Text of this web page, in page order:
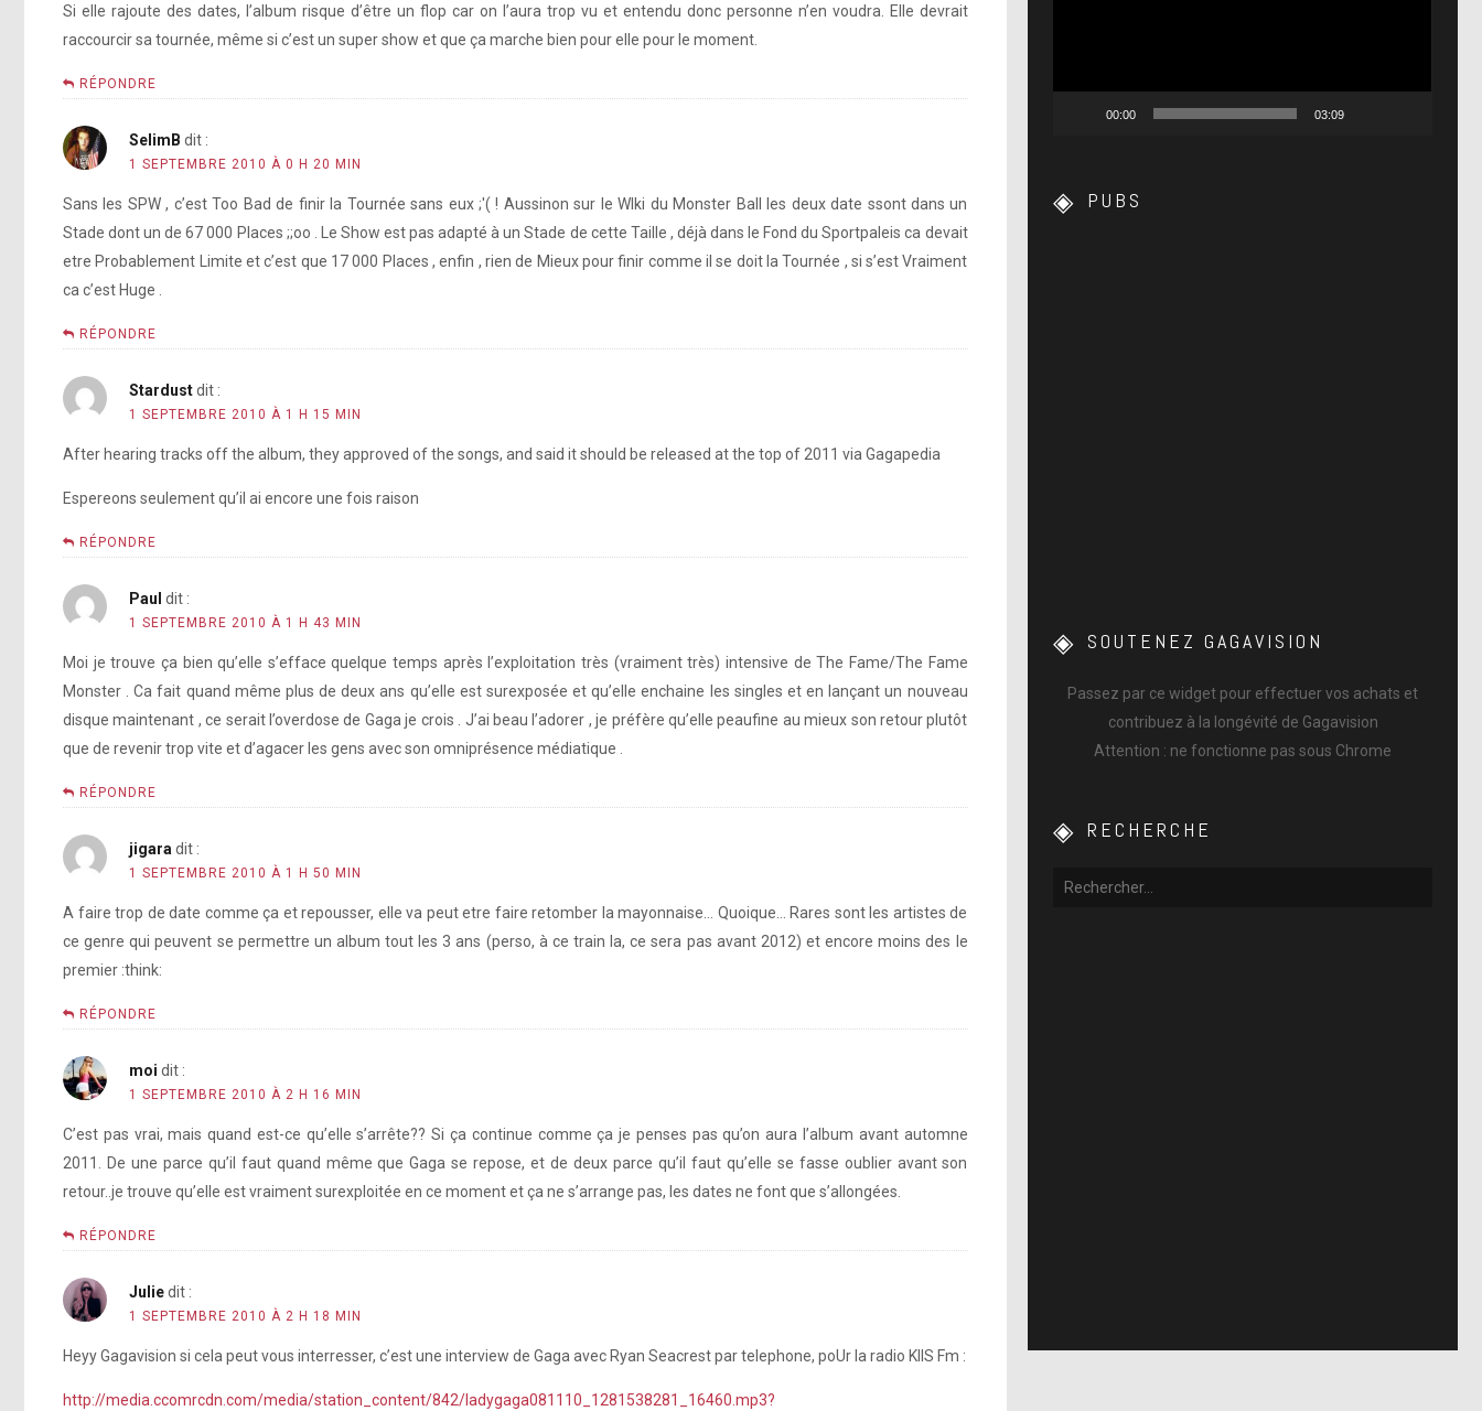
Si elle rajoute des dates, l’album risque d’être un flop car on l’aura trop vu et entendu donc personne n’en voudra. Elle devrait
raccourcir sa tournée, même si c’est un super show et que ça marche bien pour elle pour le moment.
RÉPONDRE
SelimB dit :
1 SEPTEMBRE 2010 À 0 H 20 MIN
Sans les SPW , c’est Too Bad de finir la Tournée sans eux ;'( ! Aussinon sur le WIki du Monster Ball les deux date ssont dans un
Stade dont un de 67 000 Places ;;oo . Le Show est pas adapté à un Stade de cette Taille , déjà dans le Fond du Sportpaleis ca devait
etre Probablement Limite et c’est que 17 000 Places , enfin , rien de Mieux pour finir comme il se doit la Tournée , si s’est Vraiment
ca c’est Huge .
RÉPONDRE
Stardustdit :
1 SEPTEMBRE 2010 À 1 H 15 MIN
After hearing tracks off the album, they approved of the songs, and said it should be released at the top of 2011 via Gagapedia
Espereons seulement qu’il ai encore une fois raison
RÉPONDRE
Paul dit :
1 SEPTEMBRE 2010 À 1 H 43 MIN
Moi je trouve ça bien qu’elle s’efface quelque temps après l’exploitation très (vraiment très) intensive de The Fame/The Fame
Monster . Ca fait quand même plus de deux ans qu’elle est surexposée et qu’elle enchaine les singles et en lançant un nouveau
disque maintenant , ce serait l’overdose de Gaga je crois . J’ai beau l’adorer , je préfère qu’elle peaufine au mieux son retour plutôt
que de revenir trop vite et d’agacer les gens avec son omniprésence médiatique .
RÉPONDRE
jigaradit :
1 SEPTEMBRE 2010 À 1 H 50 MIN
A faire trop de date comme ça et repousser, elle va peut etre faire retomber la mayonnaise… Quoique… Rares sont les artistes de
ce genre qui peuvent se permettre un album tout les 3 ans (perso, à ce train la, ce sera pas avant 2012) et encore moins des le
premier :think:
RÉPONDRE
moi dit :
1 SEPTEMBRE 2010 À 2 H 16 MIN
C’est pas vrai, mais quand est-ce qu’elle s’arrête?? Si ça continue comme ça je penses pas qu’on aura l’album avant automne
2011. De une parce qu’il faut quand même que Gaga se repose, et de deux parce qu’il faut qu’elle se fasse oublier avant son
retour..je trouve qu’elle est vraiment surexploitée en ce moment et ça ne s’arrange pas, les dates ne font que s’allongées.
RÉPONDRE
Juliedit :
1 SEPTEMBRE 2010 À 2 H 18 MIN
Heyy Gagavision si cela peut vous interresser, c’est une interview de Gaga avec Ryan Seacrest par telephone, poUr la radio KIIS Fm :
http://media.ccomrcdn.com/media/station_content/842/ladygaga081110_1281538281_16460.mp3?
00:00 03:09
PUBS
SOUTENEZ GAGAVISION
Passez par ce widget pour effectuer vos achats et
contribuez à la longévité de Gagavision
Attention : ne fonctionne pas sous Chrome
RECHERCHE